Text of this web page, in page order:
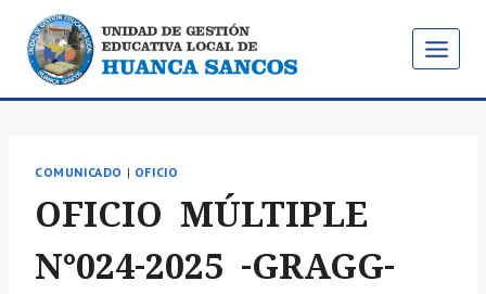
Saltar
contenido
COMUNICADO | OFICIO
OFICIO MÚLTIPLE
N°024-2025 -GRAGG-